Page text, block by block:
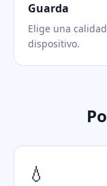
Guarda
Elige una
dispositivo.
💧